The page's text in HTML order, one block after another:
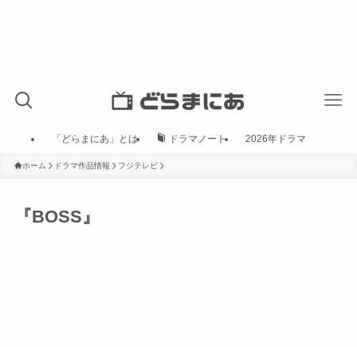
「どらまにあ」とは ドラマノート 2026年ドラマ
ホーム ドラマ作品情報 フジテレビ
『BOSS』